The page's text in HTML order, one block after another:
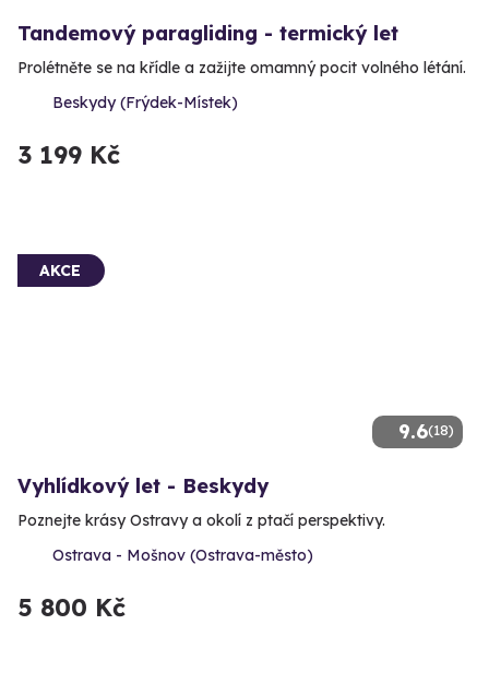
Tandemový paragliding - termický let
Prolétněte se na křídle a zažijte omamný pocit volného létání.
Beskydy (Frýdek-Místek)
3 199 Kč
9.6(18)
AKCE
Vyhlídkový let - Beskydy
Poznejte krásy Ostravy a okolí z ptačí perspektivy.
Ostrava - Mošnov (Ostrava-město)
5 800 Kč